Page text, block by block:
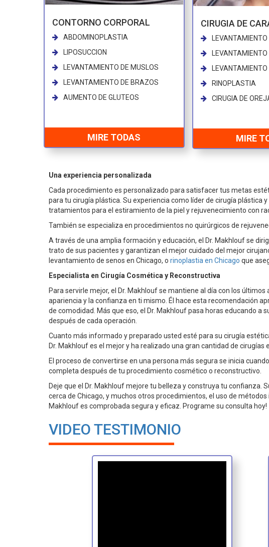
CONTORNO CORPORAL
ABDOMINOPLASTIA
LIPOSUCCION
LEVANTAMIENTO DE MUSLOS
LEVANTAMIENTO DE BRAZOS
AUMENTO DE GLUTEOS
MIRE TODAS
CIRUGIA DE
RINOPLASTIA
CIRUGIA DE
MIRE
Una experiencia personalizada
Cada procedimiento es personalizado para satisfacer tus metas
para tu cirugía plástica. Su experiencia como líder de cirugía plástica
tratamientos para el estiramiento de la piel y rejuvenecimiento con
También se especializa en procedimientos no quirúrgicos de
A través de una amplia formación y educación, el Dr. Makhlouf se
trato de sus pacientes y garantizan el mejor cuidado del mejor
levantamiento de senos en Chicago, o rinoplastia en Chicago que
Especialista en Cirugía Cosmética y Reconstructiva
Para servirle mejor, el Dr. Makhlouf se mantiene al día con los
apariencia y la confianza en ti mismo. Él hace esta recomendación
de comodidad. Más que eso, el Dr. Makhlouf pasa horas educando
después de cada operación.
Cuanto más informado y preparado usted esté para su cirugía
Dr. Makhlouf es el mejor y ha realizado una gran cantidad de
El proceso de convertirse en una persona más segura se inicia
completa después de tu procedimiento cosmético o reconstructivo.
Deje que el Dr. Makhlouf mejore tu belleza y construya tu
cerca de Chicago, y muchos otros procedimientos, el uso de
Makhlouf es comprobada segura y eficaz. Programe su consulta hoy!
VIDEO TESTIMONIO